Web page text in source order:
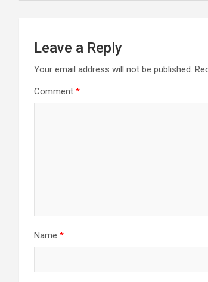
Leave a Reply
Your email address will not be published.
Comment *
Name *